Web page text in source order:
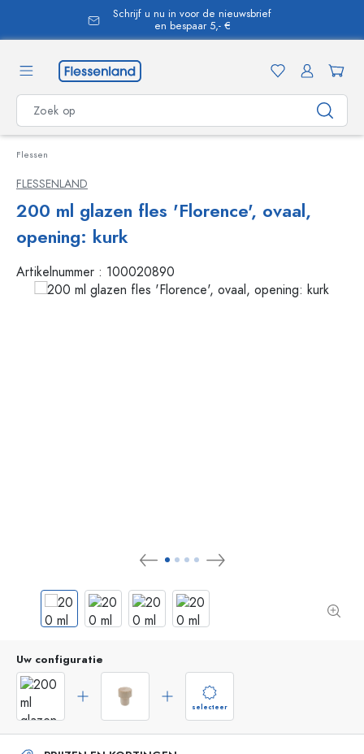
Schrijf u nu in voor de nieuwsbrief
en bespaar 5,- €
Flessen
FLESSENLAND
200 ml glazen fles 'Florence', ovaal,
opening: kurk
Artikelnummer : 100020890
Uw configuratie
selecteer